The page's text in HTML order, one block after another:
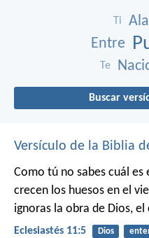
Ti
Entre
Te
Buscar
Versículo de la Biblia
Como tú no sabes cuál
crecen los huesos en el
ignoras la obra de Dios,
Eclesiastés 11:5 Dios